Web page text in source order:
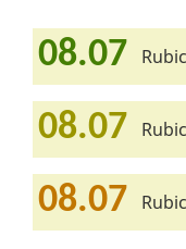
08.07
08.07
08.07